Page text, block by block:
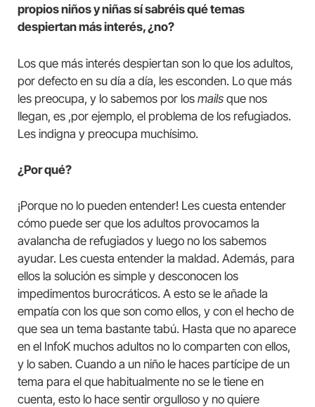
propios niños y niñas sí sabréis qué temas
despiertan más interés, ¿no?
Los que más interés despiertan son lo que los adultos,
por defecto en su día a día, les esconden. Lo que más
les preocupa, y lo sabemos por los mails que nos
llegan, es ,por ejemplo, el problema de los refugiados.
Les indigna y preocupa muchísimo.
¿Por qué?
¡Porque no lo pueden entender! Les cuesta entender
cómo puede ser que los adultos provocamos la
avalancha de refugiados y luego no los sabemos
ayudar. Les cuesta entender la maldad. Además, para
ellos la solución es simple y desconocen los
impedimentos burocráticos. A esto se le añade la
empatía con los que son como ellos, y con el hecho de
que sea un tema bastante tabú. Hasta que no aparece
en el InfoK muchos adultos no lo comparten con ellos,
y lo saben. Cuando a un niño le haces partícipe de un
tema para el que habitualmente no se le tiene en
cuenta, esto lo hace sentir orgulloso y no quiere